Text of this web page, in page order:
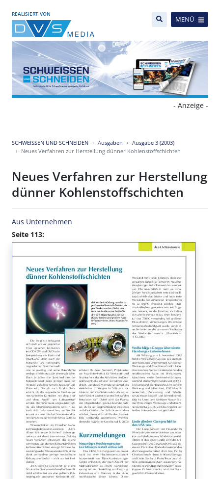
REALISIERT VON
MENÜ
- Anzeige -
SCHWEISSEN UND SCHNEIDEN Ausgaben
Ausgabe 3 (2003)
Neues Verfahren zur Herstellung dünner Kohlenstoffschichten
Neues Verfahren zur Herstellung
dünner Kohlenstoffschichten
Aus Unternehmen
Seite 113: